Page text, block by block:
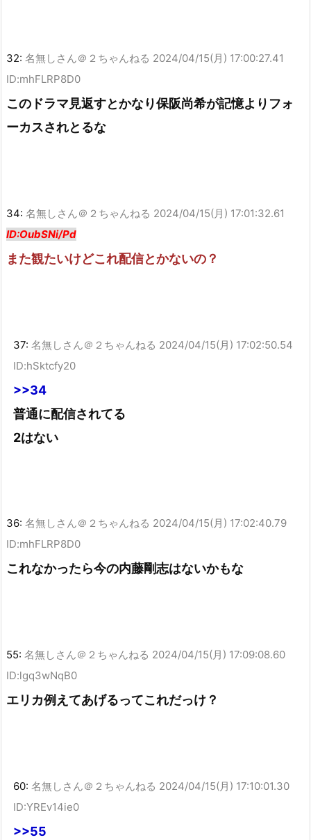
32: 名無しさん＠２ちゃんねる 2024/04/15(月) 17:00:27.41
ID:mhFLRP8D0
このドラマ見返すとかなり保阪尚希が記憶よりフォ
ーカスされとるな
34: 名無しさん＠２ちゃんねる 2024/04/15(月) 17:01:32.61
ID:OubSNi/Pd
また観たいけどこれ配信とかないの？
37: 名無しさん＠２ちゃんねる 2024/04/15(月) 17:02:50.54
ID:hSktcfy20
>>34
普通に配信されてる
2はない
36: 名無しさん＠２ちゃんねる 2024/04/15(月) 17:02:40.79
ID:mhFLRP8D0
これなかったら今の内藤剛志はないかもな
55: 名無しさん＠２ちゃんねる 2024/04/15(月) 17:09:08.60
ID:lgq3wNqB0
エリカ例えてあげるってこれだっけ？
60: 名無しさん＠２ちゃんねる 2024/04/15(月) 17:10:01.30
ID:YREv14ie0
>>55